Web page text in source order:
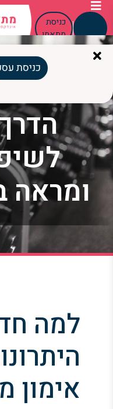
עסק
כניסת
מתאמן
כניסת
ומראה
למה
אימון